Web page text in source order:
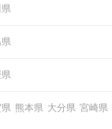
県
熊本県 大分県 宮崎県